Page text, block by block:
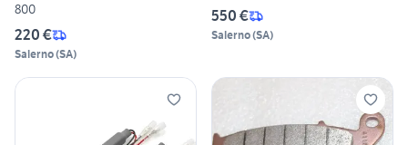
800
220 €
Salerno(SA)
550 €
Salerno(SA)